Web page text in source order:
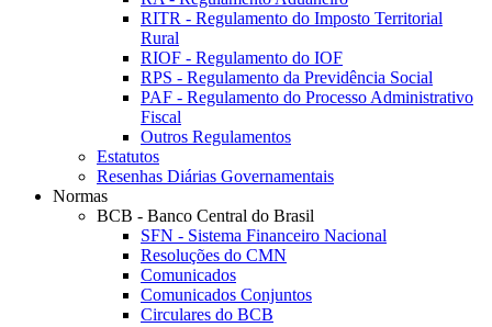
RITR - Regulamento do Imposto Territorial
Rural
RIOF - Regulamento do IOF
RPS - Regulamento da Previdência Social
PAF - Regulamento do Processo Administrativo
Fiscal
Outros Regulamentos
Estatutos
Resenhas Diárias Governamentais
Normas
BCB - Banco Central do Brasil
SFN - Sistema Financeiro Nacional
Resoluções do CMN
Comunicados
Comunicados Conjuntos
Circulares do BCB